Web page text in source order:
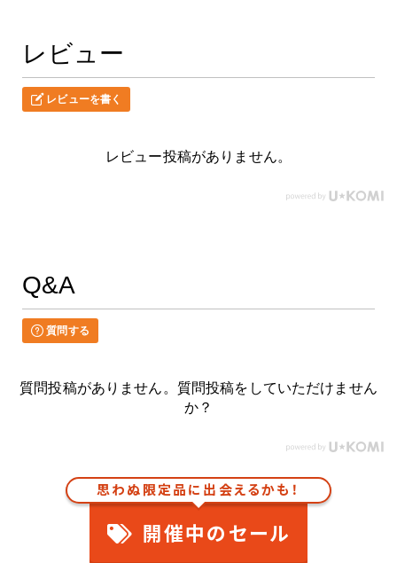
レビュー
レビューを書く
レビュー投稿がありません。
Q&A
質問する
質問投稿がありません。質問投稿をしていただけません
か？
思わぬ限定品に出会えるかも！
開催中のセール